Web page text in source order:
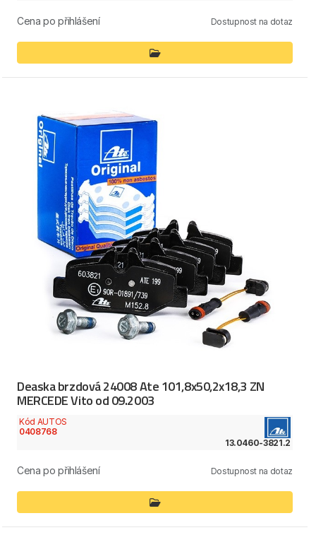
Cena po přihlášení Dostupnost na dotaz
Deaska brzdová 24008 Ate 101,8x50,2x18,3 ZN
MERCEDE Vito od 09.2003
Kód AUTOS
0408768
13.0460-3821.2
Cena po přihlášení Dostupnost na dotaz